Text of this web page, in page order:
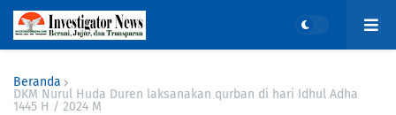
Beranda
DKM Nurul Huda Duren laksanakan qurban di hari Idhul Adha
1445 H / 2024 M